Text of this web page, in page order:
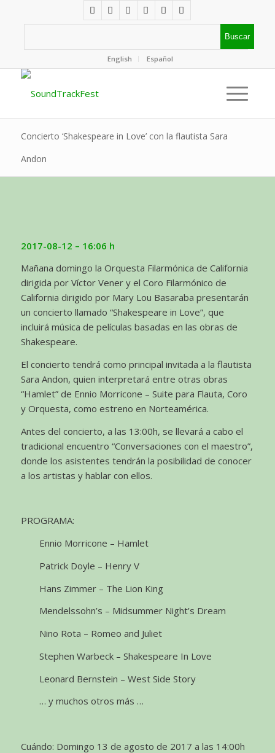
English Español
Concierto ‘Shakespeare in Love’ con la flautista Sara
Andon
2017-08-12 – 16:06 h
Mañana domingo la Orquesta Filarmónica de California
dirigida por Víctor Vener y el Coro Filarmónico de
California dirigido por Mary Lou Basaraba presentarán
un concierto llamado “Shakespeare in Love”, que
incluirá música de películas basadas en las obras de
Shakespeare.
El concierto tendrá como principal invitada a la flautista
Sara Andon, quien interpretará entre otras obras
“Hamlet” de Ennio Morricone – Suite para Flauta, Coro
y Orquesta, como estreno en Norteamérica.
Antes del concierto, a las 13:00h, se llevará a cabo el
tradicional encuentro “Conversaciones con el maestro”,
donde los asistentes tendrán la posibilidad de conocer
a los artistas y hablar con ellos.
PROGRAMA:
Ennio Morricone – Hamlet
Patrick Doyle – Henry V
Hans Zimmer – The Lion King
Mendelssohn’s – Midsummer Night’s Dream
Nino Rota – Romeo and Juliet
Stephen Warbeck – Shakespeare In Love
Leonard Bernstein – West Side Story
… y muchos otros más …
Cuándo: Domingo 13 de agosto de 2017 a las 14:00h